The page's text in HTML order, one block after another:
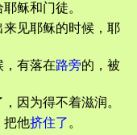
稣和门徒。
见耶稣的时候，耶
，有落在路旁的，被
，因为得不着滋润。
把他挤住了 。